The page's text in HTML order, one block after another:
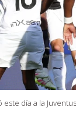
este día a la